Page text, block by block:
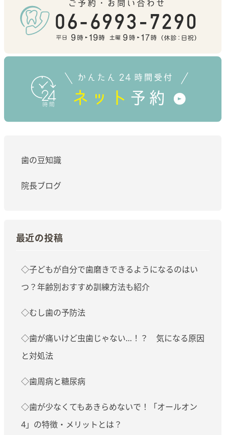
歯の豆知識
院長ブログ
最近の投稿
◇子どもが自分で歯磨きできるようになるのはい
つ？年齢別おすすめ訓練方法も紹介
◇むし歯の予防法
◇歯が痛いけど虫歯じゃない…！？ 気になる原因
と対処法
◇歯周病と糖尿病
◇歯が少なくてもあきらめないで！「オールオン
4」の特徴・メリットとは？